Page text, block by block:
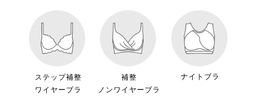
ステップ補整
ワイヤーブラ
補整
ノンワイヤーブラ
ナイトブラ